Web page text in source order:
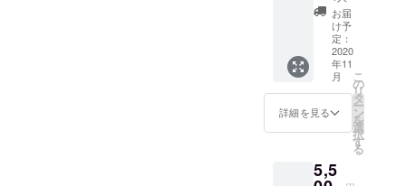
ただ、純粋
なものや、
職人がいな
くなってし
まったら困
る！
たいのだろ
つ、現
代の新
しい形
を作っ
ていき
たい*
＊。・
私たち
はこれ
から日
統を守
りなが
お届
け予
定：
2020
年11
月
詳細を見る
こ
の
リ
タ
ー
ン
を
選
択
す
る
5,5